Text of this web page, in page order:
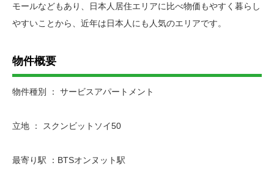
モールなどもあり、日本人居住エリアに比べ物価もやすく暮らし
やすいことから、近年は日本人にも人気のエリアです。
物件概要
物件種別 ： サービスアパートメント
立地 ： スクンビットソイ50
最寄り駅 ：BTSオンヌット駅